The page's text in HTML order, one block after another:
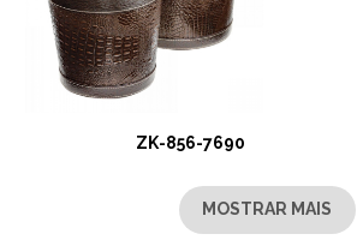
ZK-856-7690
MOSTRAR MAIS